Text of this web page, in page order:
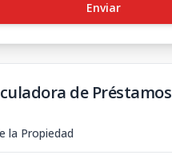
Enviar
de Préstamos
la Propiedad